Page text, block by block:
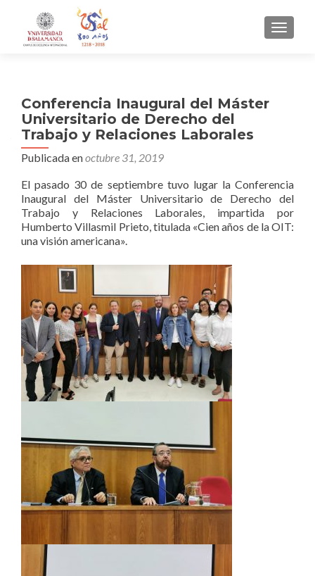
Conferencia Inaugural del Máster
Universitario de Derecho del
Trabajo y Relaciones Laborales
Publicada enoctubre 31, 2019
El pasado 30 de septiembre tuvo lugar la Conferencia
Inaugural del Máster Universitario de Derecho del
Trabajo y Relaciones Laborales, impartida por
Humberto Villasmil Prieto, titulada «Cien años de la OIT:
una visión americana».